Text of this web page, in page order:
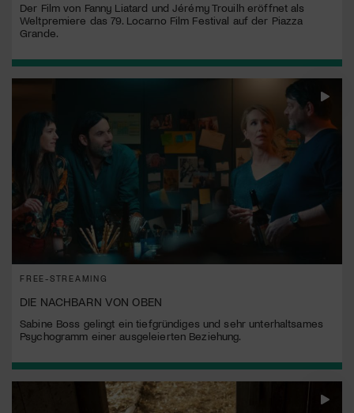
Der Film von Fanny Liatard und Jérémy Trouilh eröffnet als
Weltpremiere das 79. Locarno Film Festival auf der Piazza
Grande.
FREE-STREAMING
DIE NACHBARN VON OBEN
Sabine Boss gelingt ein tiefgründiges und sehr unterhaltsames
Psychogramm einer ausgeleierten Beziehung.